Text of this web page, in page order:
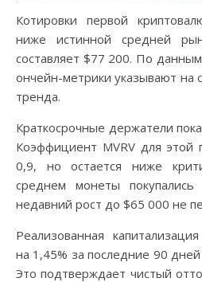
Котировки первой
ниже истинной средней
составляет $77 200. По
ончейн-метрики указывают на
тренда.
Краткосрочные держатели
Коэффициент MVRV для этой
0,9, но остается ниже
среднем монеты
недавний рост до $65 000 не
Реализованная
на 1,45% за последние 90
Это подтверждает чистый